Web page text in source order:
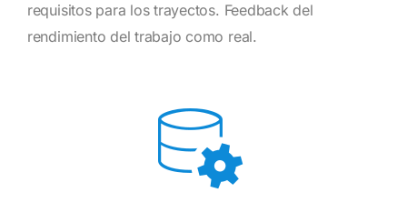
requisitos para los trayectos. Feedback del
rendimiento del trabajo como real.